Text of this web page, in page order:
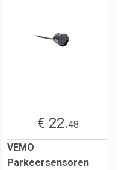
€ 22.48
VEMO
Parkeersensoren